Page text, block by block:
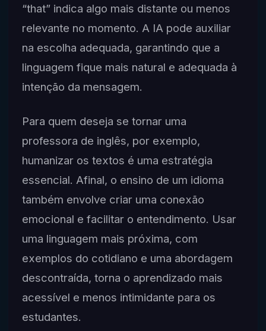
“that” indica algo mais distante ou menos
relevante no momento. A IA pode auxiliar
na escolha adequada, garantindo que a
linguagem fique mais natural e adequada à
intenção da mensagem.
Para quem deseja se tornar uma
professora de inglês, por exemplo,
humanizar os textos é uma estratégia
essencial. Afinal, o ensino de um idioma
também envolve criar uma conexão
emocional e facilitar o entendimento. Usar
uma linguagem mais próxima, com
exemplos do cotidiano e uma abordagem
descontraída, torna o aprendizado mais
acessível e menos intimidante para os
estudantes.